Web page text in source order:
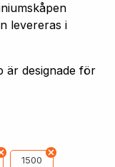
levereras i
är designade för
1500